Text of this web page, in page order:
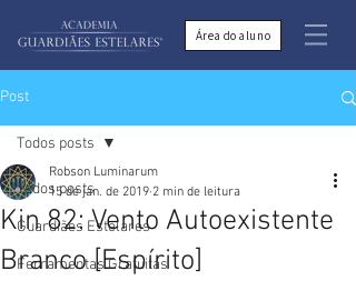
Área do aluno
Post
Todos posts
Guardiães Estelares
Ferramentas Gratuitas
Todos posts
Kin 82: Vento Autoexistente
Branco [Espírito]
Robson Luminarum
15 de jan. de 2019 2 min de leitura